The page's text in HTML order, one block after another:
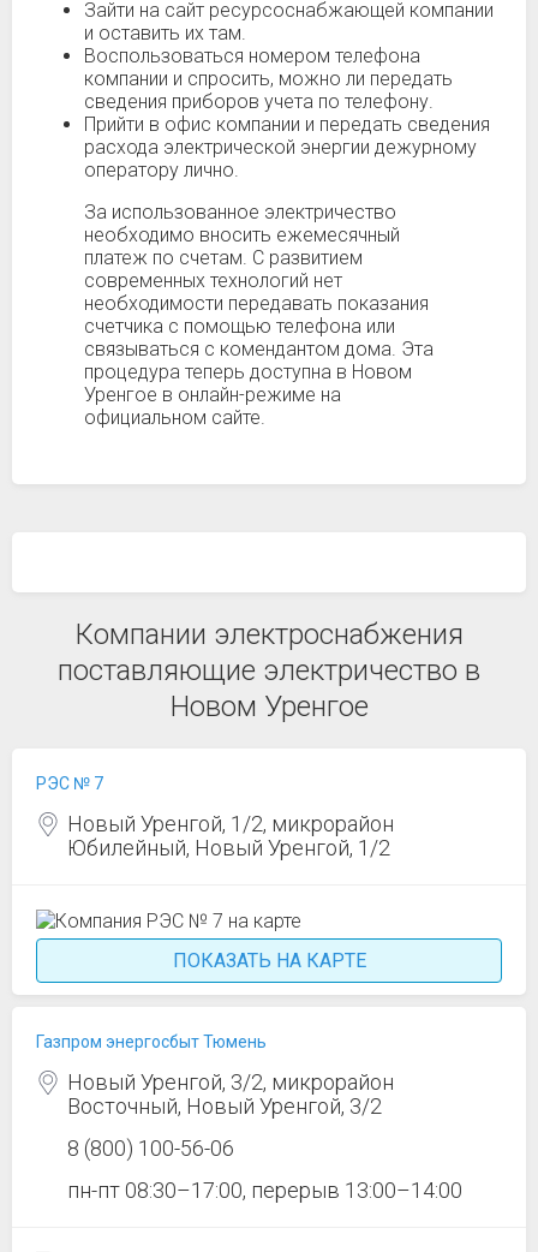
Зайти на сайт ресурсоснабжающей компании
и оставить их там.
Воспользоваться номером телефона
компании и спросить, можно ли передать
сведения приборов учета по телефону.
Прийти в офис компании и передать сведения
расхода электрической энергии дежурному
оператору лично.
За использованное электричество
необходимо вносить ежемесячный
платеж по счетам. С развитием
современных технологий нет
необходимости передавать показания
счетчика с помощью телефона или
связываться с комендантом дома. Эта
процедура теперь доступна в Новом
Уренгое в онлайн-режиме на
официальном сайте.
Компании электроснабжения
поставляющие электричество в
Новом Уренгое
РЭС № 7
Новый Уренгой, 1/2, микрорайон
Юбилейный, Новый Уренгой, 1/2
ПОКАЗАТЬ НА КАРТЕ
Газпром энергосбыт Тюмень
Новый Уренгой, 3/2, микрорайон
Восточный, Новый Уренгой, 3/2
8 (800) 100-56-06
пн-пт 08:30–17:00, перерыв 13:00–14:00